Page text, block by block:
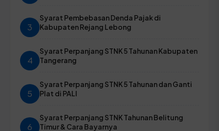
3
Syarat Pembebasan Denda Pajak di
Kabupaten Rejang Lebong
4
Syarat Perpanjang STNK 5 Tahunan Kabupaten
Tangerang
5
Syarat Perpanjang STNK 5 Tahunan dan Ganti
Plat di PALI
6
Syarat Perpanjang STNK Tahunan Belitung
Timur & Cara Bayarnya